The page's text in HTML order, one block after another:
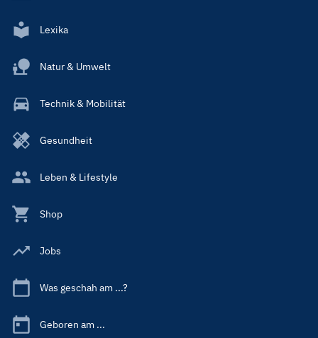
Lexika
Natur & Umwelt
Technik & Mobilität
Gesundheit
Leben & Lifestyle
Shop
Jobs
Was geschah am ...?
Geboren am ...